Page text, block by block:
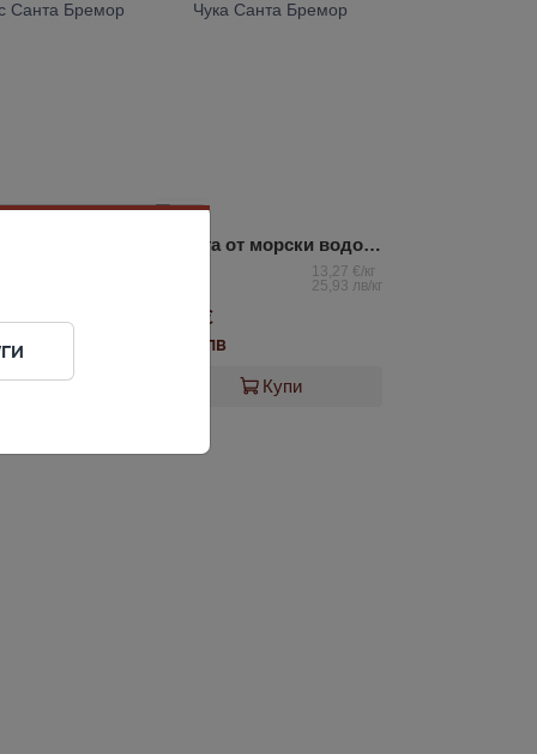
5.0
Салата от морски водорасли Чука Санта Бремор
13,27 €/кг
25,93 лв/кг
1,99 €
3,89 лв
Купи